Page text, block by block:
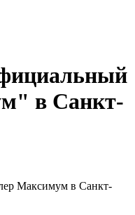
в Санкт-